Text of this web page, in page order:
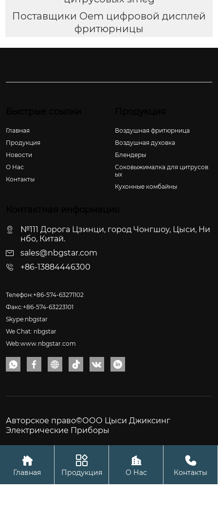
Поставщики Oem цифровой дисплей
фритюрницы
Главная
Продукция
Новости
О Hас
Контакты
Воздушная фритюрница
Воздушная духовка
Блендеры
Соковыжималка для цитрусов
ых
Кухонные комбайны
№111 Дорога Цзинци, город Чонгшоу, Цыси, Ни
нбо, Китай.
sales@nbgstar.com
+86-13884446300
Телефон:+86-574-63271102
Факс:+86-574-63223101
Skype:nbgstar
We Chat: nbgstar
Web:www.nbgstar.com
     
Авторское право©ООО Цыси Джиксинг
Электрические Приборы

Главная

Продукция

О Нас

Контакты